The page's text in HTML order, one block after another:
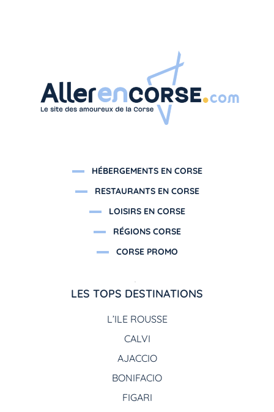
HÉBERGEMENTS EN CORSE
RESTAURANTS EN CORSE
LOISIRS EN CORSE
RÉGIONS CORSE
CORSE PROMO
LES TOPS DESTINATIONS
L’ILE ROUSSE
CALVI
AJACCIO
BONIFACIO
FIGARI